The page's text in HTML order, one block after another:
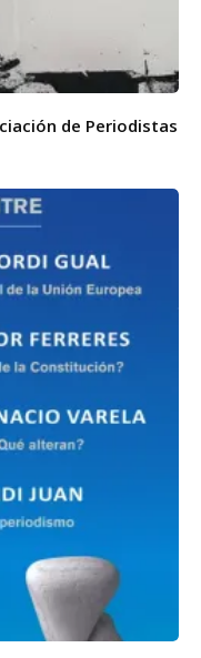
de Periodistas